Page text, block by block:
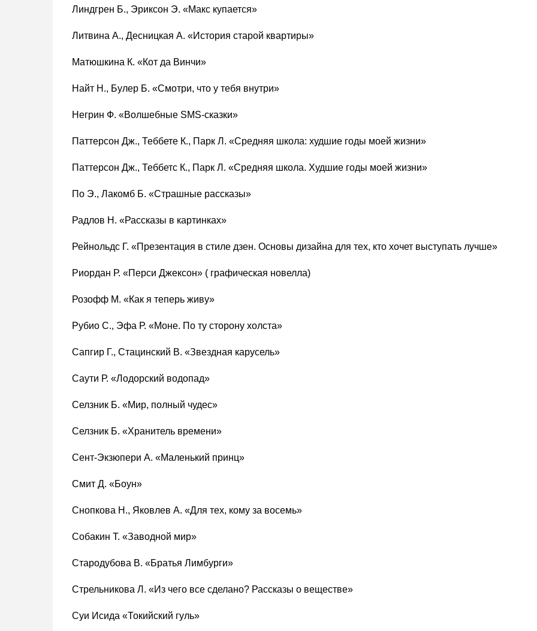
Линдгрен Б., Эриксон Э. «Макс купается»
Литвина А., Десницкая А. «История старой квартиры»
Матюшкина К. «Кот да Винчи»
Найт Н., Булер Б. «Смотри, что у тебя внутри»
Негрин Ф. «Волшебные SMS-сказки»
Паттерсон Дж., Теббете К., Парк Л. «Средняя школа: худшие годы моей жизни»
Паттерсон Дж., Теббетс К., Парк Л. «Средняя школа. Худшие годы моей жизни»
По Э., Лакомб Б. «Страшные рассказы»
Радлов Н. «Рассказы в картинках»
Рейнольдс Г. «Презентация в стиле дзен. Основы дизайна для тех, кто хочет выступать лучше»
Риордан Р. «Перси Джексон» ( графическая новелла)
Розофф М. «Как я теперь живу»
Рубио С., Эфа Р. «Моне. По ту сторону холста»
Сапгир Г., Стацинский В. «Звездная карусель»
Саути Р. «Лодорский водопад»
Селзник Б. «Мир, полный чудес»
Селзник Б. «Хранитель времени»
Сент-Экзюпери А. «Маленький принц»
Смит Д. «Боун»
Снопкова Н., Яковлев А. «Для тех, кому за восемь»
Собакин Т. «Заводной мир»
Стародубова В. «Братья Лимбурги»
Стрельникова Л. «Из чего все сделано? Рассказы о веществе»
Суи Исида «Токийский гуль»